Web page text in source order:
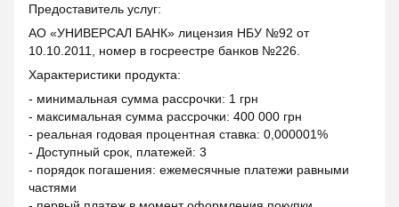
Предоставитель услуг:
АО «УНИВЕРСАЛ БАНК» лицензия НБУ №92 от
10.10.2011, номер в госреестре банков №226.
Характеристики продукта:
- минимальная сумма рассрочки: 1 грн
- максимальная сумма рассрочки: 400 000 грн
- реальная годовая процентная ставка: 0,000001%
- Доступный срок, платежей: 3
- порядок погашения: ежемесячные платежи равными
частями